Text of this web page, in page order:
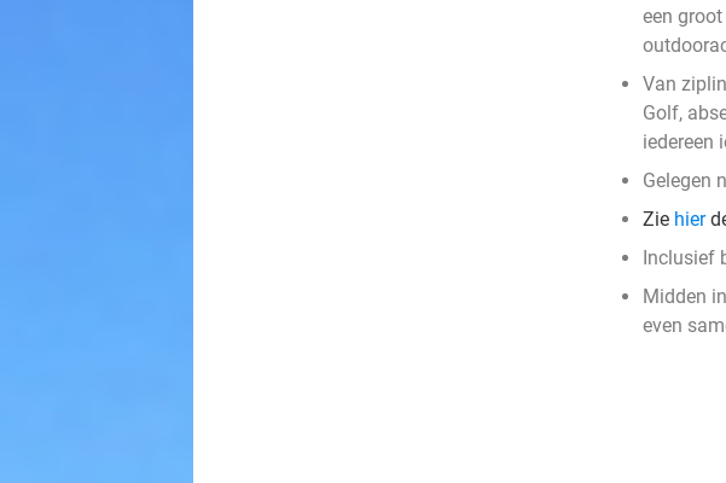
een
Van
Golf,
iedereen
Gelegen
Zie hier
Inclusief
Midden
even